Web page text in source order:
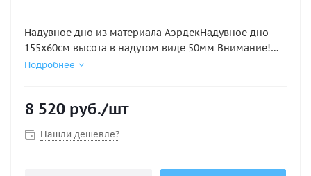
Надувное дно из материала АэрдекНадувное дно
155х60см высота в надутом виде 50мм Внимание!
Аирдек НЕ КИЛЬЕВЫХ ПВХ ЛОДОК ( этот лодки не
Подробнее
8 520 руб./шт
Нашли дешевле?